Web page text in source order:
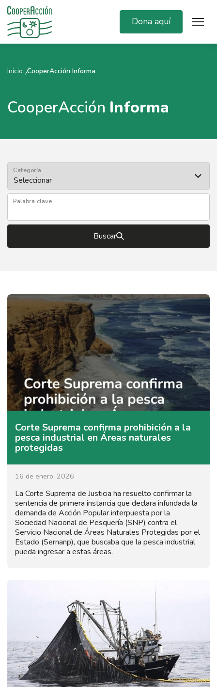
Dona aquí
Inicio CooperAcción Informa
CooperAcción Informa
Categoría
Palabra clave
Buscar
Corte Suprema confirma prohibición a la
pesca industrial en Áreas naturales
protegidas
16 de enero, 2026
La Corte Suprema de Justicia ha resuelto confirmar la
sentencia de primera instancia que declara infundada la
demanda de Acción Popular interpuesta por la
Sociedad Nacional de Pesquería (SNP) contra el
Servicio Nacional de Áreas Naturales Protegidas por el
Estado (Sernanp), que buscaba que la pesca industrial
pueda ingresar a estas áreas.